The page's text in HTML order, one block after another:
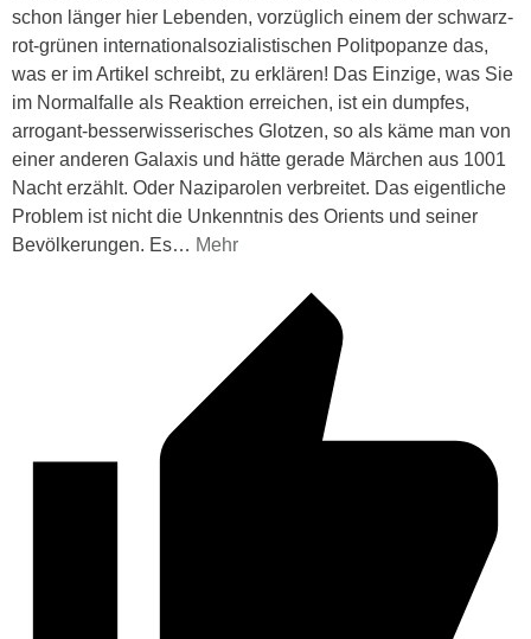
schon länger hier Lebenden, vorzüglich einem der schwarz-
rot-grünen internationalsozialistischen Politpopanze das,
was er im Artikel schreibt, zu erklären! Das Einzige, was Sie
im Normalfalle als Reaktion erreichen, ist ein dumpfes,
arrogant-besserwisserisches Glotzen, so als käme man von
einer anderen Galaxis und hätte gerade Märchen aus 1001
Nacht erzählt. Oder Naziparolen verbreitet. Das eigentliche
Problem ist nicht die Unkenntnis des Orients und seiner
Bevölkerungen. Es… Mehr